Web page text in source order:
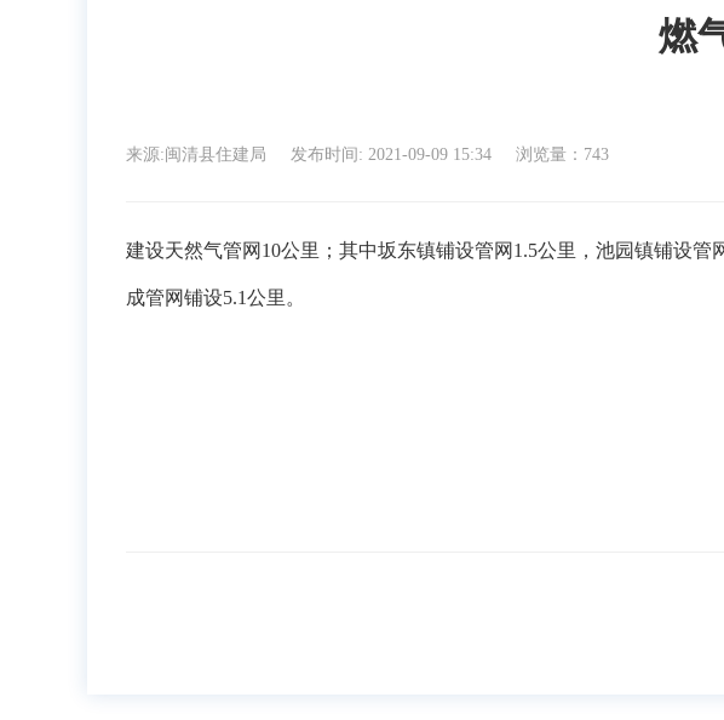
燃
来源:闽清县住建局 发布时间: 2021-09-09 15:34 浏览量：743
建设天然气管网10公里；其中坂东镇铺设管网1.5公里，池园镇铺设
成管网铺设5.1公里。